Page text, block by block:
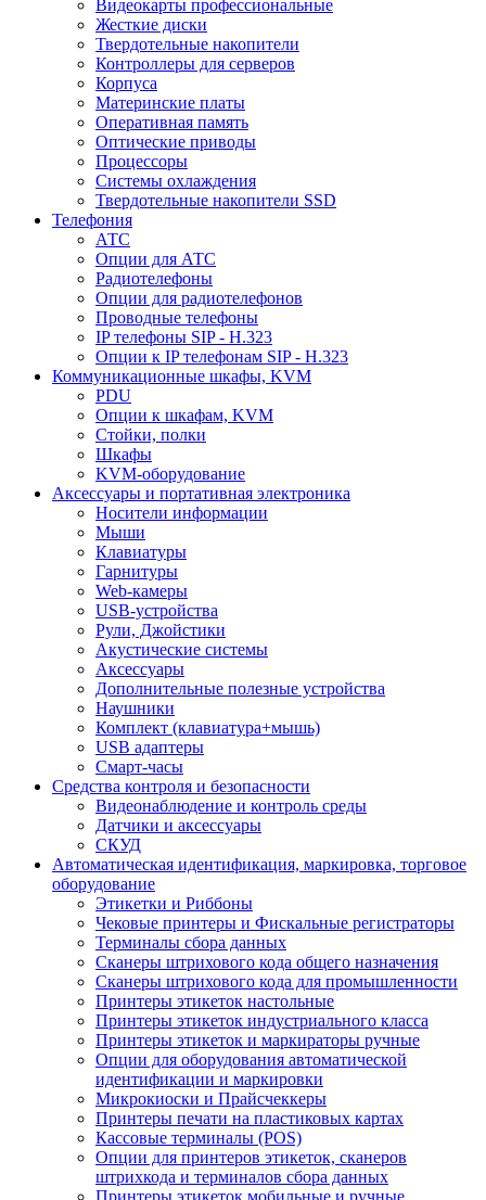
Видеокарты профессиональные
Жесткие диски
Твердотельные накопители
Контроллеры для серверов
Корпуса
Материнские платы
Оперативная память
Оптические приводы
Процессоры
Системы охлаждения
Твердотельные накопители SSD
Телефония
АТС
Опции для АТС
Радиотелефоны
Опции для радиотелефонов
Проводные телефоны
IP телефоны SIP - H.323
Опции к IP телефонам SIP - H.323
Коммуникационные шкафы, KVM
PDU
Опции к шкафам, KVM
Стойки, полки
Шкафы
KVM-оборудование
Аксессуары и портативная электроника
Носители информации
Мыши
Клавиатуры
Гарнитуры
Web-камеры
USB-устройства
Рули, Джойстики
Акустические системы
Аксессуары
Дополнительные полезные устройства
Наушники
Комплект (клавиатура+мышь)
USB адаптеры
Смарт-часы
Средства контроля и безопасности
Видеонаблюдение и контроль среды
Датчики и аксессуары
СКУД
Автоматическая идентификация, маркировка, торговое
оборудование
Этикетки и Риббоны
Чековые принтеры и Фискальные регистраторы
Терминалы сбора данных
Сканеры штрихового кода общего назначения
Сканеры штрихового кода для промышленности
Принтеры этикеток настольные
Принтеры этикеток индустриального класса
Принтеры этикеток и маркираторы ручные
Опции для оборудования автоматической
идентификации и маркировки
Микрокиоски и Прайсчеккеры
Принтеры печати на пластиковых картах
Кассовые терминалы (POS)
Опции для принтеров этикеток, сканеров
штрихкода и терминалов сбора данных